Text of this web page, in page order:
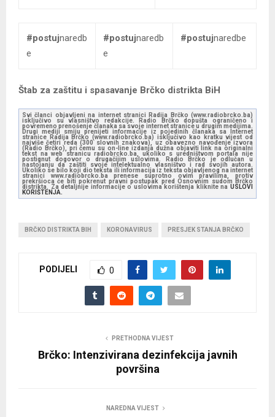
#postujnaredb
e
#postujnaredb
e
#postujnaredbe
Štab za zaštitu i spasavanje Brčko distrikta BiH
Svi članci objavljeni na internet stranici Radija Brčko (www.radiobrcko.ba)
isključivo su vlasništvo redakcije. Radio Brčko dopušta ograničeno i
povremeno prenošenje članaka sa svoje internet stranice u drugim medijima.
Drugi mediji smiju prenijeti informacije iz pojedinih članaka sa Internet
stranice Radija Brčko (www.radiobrcko.ba) isključivo kao kratku vijest od
najviše četiri reda (300 slovnih znakova), uz obavezno navođenje izvora
(Radio Brčko), pri čemu su on-line izdanja dužna objaviti link na originalni
tekst na web stranicu radiobrcko.ba, ukoliko s uredništvom portala nije
postignut dogovor o drugačijim uslovima. Radio Brčko je odlučan u
nastojanju da zaštiti svoje intelektualno vlasništvo i rad svojih autora.
Ukoliko se bilo koji dio teksta ili informacija iz teksta objavljenog na internet
stranici www.radiobrcko.ba prenese suprotno ovim pravilima, protiv
prekršioca će biti pokrenut pravni postupak pred Osnovnim sudom Brčko
distrikta. Za detaljnije informacije o uslovima korištenja kliknite na USLOVI
KORIŠTENJA.
BRČKO DISTRIKTA BIH KORONAVIRUS PRESJEK STANJA BRČKO
PODIJELI 0
PRETHODNA VIJEST
Brčko: Intenzivirana dezinfekcija javnih
površina
NAREDNA VIJEST